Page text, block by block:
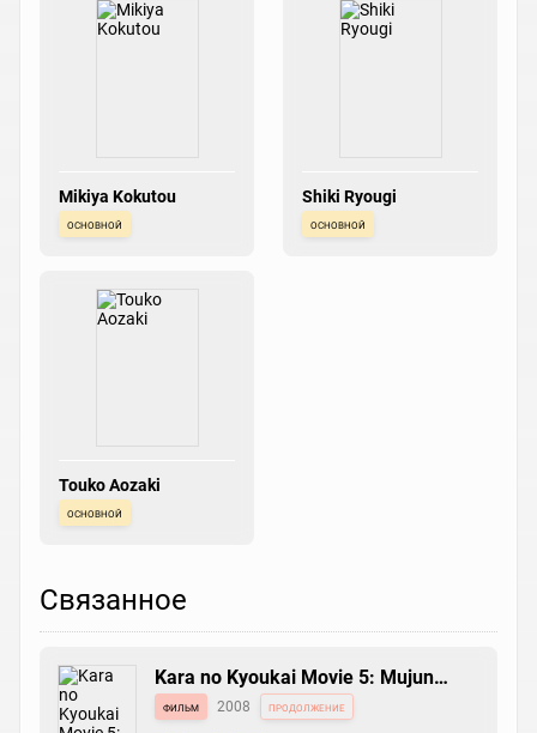
Mikiya Kokutou
основной
Shiki Ryougi
основной
Touko Aozaki
основной
Связанное
Kara no Kyoukai Movie 5: Mujun
Rasen
фильм 2008 продолжение